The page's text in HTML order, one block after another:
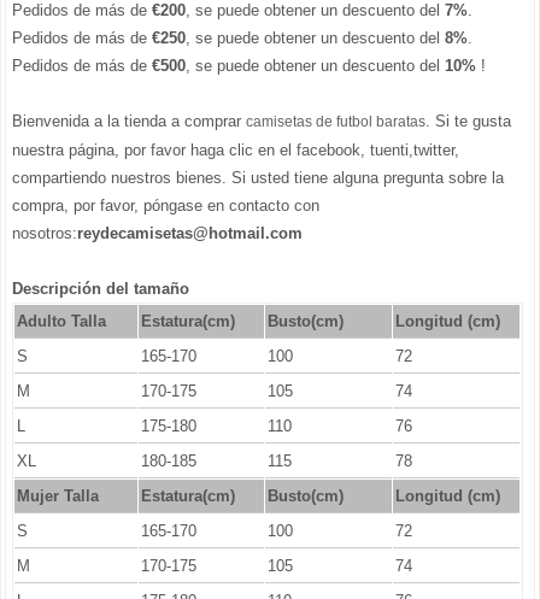
Pedidos de más de €200, se puede obtener un descuento del 7%.
Pedidos de más de €250, se puede obtener un descuento del 8%.
Pedidos de más de €500, se puede obtener un descuento del 10% !
Bienvenida a la tienda a comprar camisetas de futbol baratas. Si te gusta
nuestra página, por favor haga clic en el facebook, tuenti,twitter,
compartiendo nuestros bienes. Si usted tiene alguna pregunta sobre la
compra, por favor, póngase en contacto con
nosotros:reydecamisetas@hotmail.com
Descripción del tamaño
Adulto Talla
Estatura(cm) Busto(cm)
Longitud (cm)
S
165-170 100
72
M
170-175 105
74
L
175-180 110
76
XL
180-185 115
78
Mujer Talla
Estatura(cm) Busto(cm)
Longitud (cm)
S
165-170 100
72
M
170-175 105
74